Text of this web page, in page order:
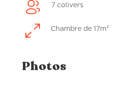
7 colivers
0 Chambre de 17m²
Photos